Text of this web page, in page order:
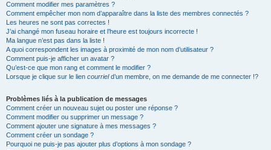
Comment modifier mes paramètres ?
Comment empêcher mon nom d’apparaître dans la liste des membres connectés ?
Les heures ne sont pas correctes !
J’ai changé mon fuseau horaire et l’heure est toujours incorrecte !
Ma langue n’est pas dans la liste !
A quoi correspondent les images à proximité de mon nom d’utilisateur ?
Comment puis-je afficher un avatar ?
Qu’est-ce que mon rang et comment le modifier ?
Lorsque je clique sur le lien courrield’un membre, on me demande de me connecter !?
Problèmes liés à la publication de messages
Comment créer un nouveau sujet ou poster une réponse ?
Comment modifier ou supprimer un message ?
Comment ajouter une signature à mes messages ?
Comment créer un sondage ?
Pourquoi ne puis-je pas ajouter plus d’options à mon sondage ?